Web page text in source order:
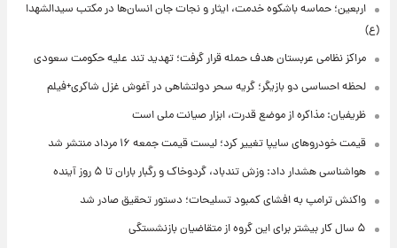
اربعین؛ حماسه باشکوه خدمت، ایثار و نجات جان انسان‌ها در مکتب سیدالشهدا
(ع)
مراکز نظامی عربستان هدف حمله قرار گرفت؛ تهدید تند علیه حکومت سعودی
لحظه احساسی دو بازیگر؛ گریه سحر دولتشاهی در آغوش غزل شاکری+فیلم
ظریفیان: مذاکره از موضع قدرت، ابزار صیانت ملی است
قیمت خودروهای سایپا تغییر کرد؛ لیست قیمت جمعه ۱۶ مرداد منتشر شد
هواشناسی هشدار داد: وزش تندباد، گردوخاک و رگبار باران تا ۵ روز آینده
واکنش ترامپ به افشای کمبود تسلیحات؛ دستور تحقیق صادر شد
۵ سال کار بیشتر برای این گروه از متقاضیان بازنشستگی